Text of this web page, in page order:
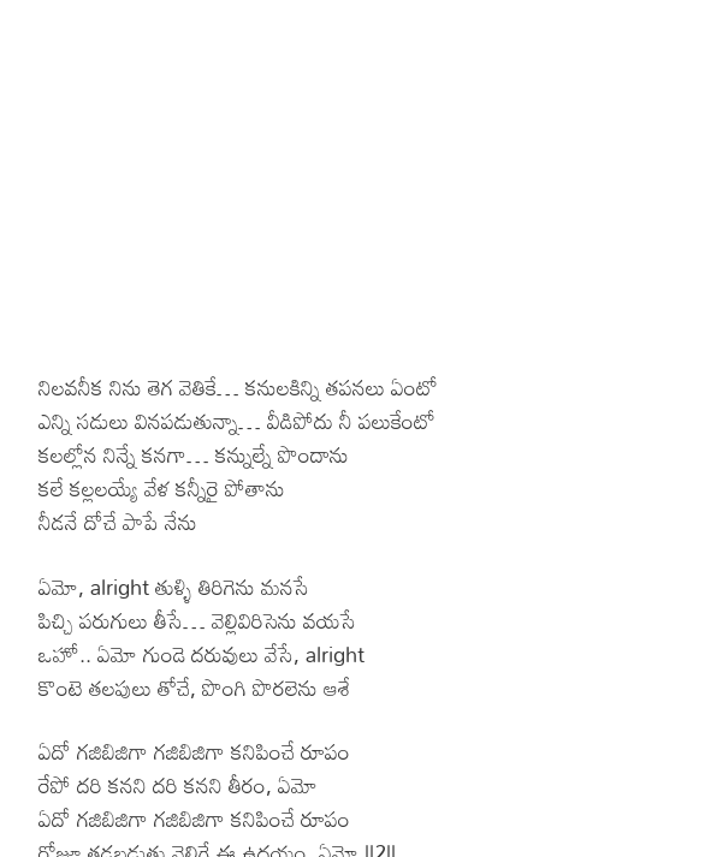
నిలవనీక నిను తెగ వెతికే… కనులకిన్ని తపనలు ఏంటో
ఎన్ని సడులు వినపడుతున్నా… వీడిపోదు నీ పలుకేంటో
కలల్లోన నిన్నే కనగా… కన్నుల్నే పొందాను
కలే కల్లలయ్యే వేళ కన్నీరై పోతాను
నీడనే దోచే పాపే నేను
ఏమో, alright తుళ్ళి తిరిగెను మనసే
పిచ్చి పరుగులు తీసే… వెల్లివిరిసెను వయసే
ఒహో.. ఏమో గుండె దరువులు వేసే, alright
కొంటె తలపులు తోచే, పొంగి పొరలెను ఆశే
ఏదో గజిబిజిగా గజిబిజిగా కనిపించే రూపం
రేపో దరి కనని దరి కనని తీరం, ఏమో
ఏదో గజిబిజిగా గజిబిజిగా కనిపించే రూపం